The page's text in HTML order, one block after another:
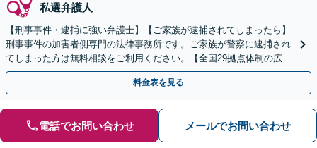
私選弁護人
【刑事事件・逮捕に強い弁護士】【ご家族が逮捕されてしまったら】
刑事事件の加害者側専門の法律事務所です。ご家族が警察に逮捕され
てしまった方は無料相談をご利用ください。【全国29拠点体制の広域
対応】【弁護士待機中/当日中の電話相談可(予約制)】
料金表を見る
電話でお問い合わせ メールでお問い合わせ